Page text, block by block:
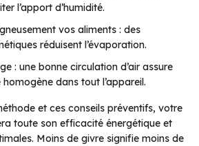
l’apport d’humidité.
vos aliments : des
réduisent l’évaporation.
: une bonne circulation d’air assure
dans tout l’appareil.
et ces conseils préventifs, votre
toute son efficacité énergétique et
Moins de givre signifie moins de